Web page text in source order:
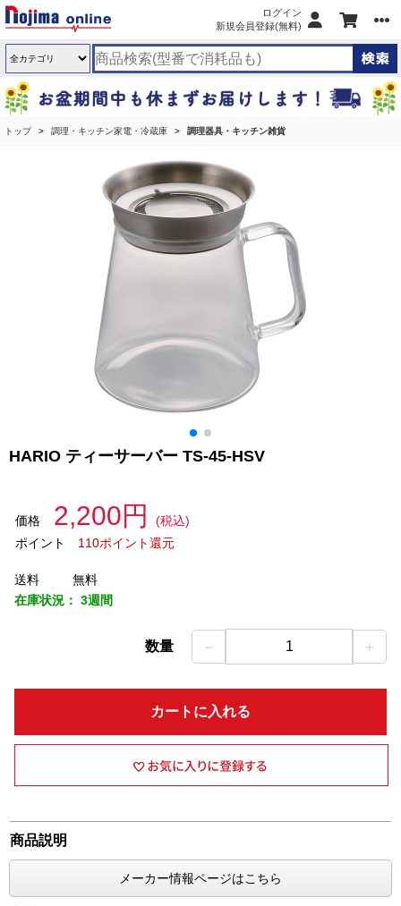
ログイン
新規会員登録(無料)
トップ 調理・キッチン家電・冷蔵庫 調理器具・キッチン雑貨
HARIO ティーサーバー TS-45-HSV
価格 2,200円
(税込)
ポイント
110ポイント還元
送料
無料
在庫状況： 3週間
数量 － 1 ＋
カートに入れる
商品説明
メーカー情報ページはこちら